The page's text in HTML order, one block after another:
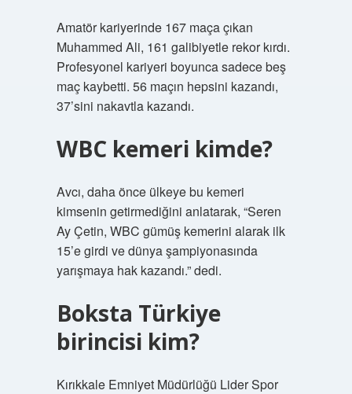
Amatör kariyerinde 167 maça çıkan
Muhammed Ali, 161 galibiyetle rekor kırdı.
Profesyonel kariyeri boyunca sadece beş
maç kaybetti. 56 maçın hepsini kazandı,
37’sini nakavtla kazandı.
WBC kemeri kimde?
Avcı, daha önce ülkeye bu kemeri
kimsenin getirmediğini anlatarak, “Seren
Ay Çetin, WBC gümüş kemerini alarak ilk
15’e girdi ve dünya şampiyonasında
yarışmaya hak kazandı.” dedi.
Boksta Türkiye
birincisi kim?
Kırıkkale Emniyet Müdürlüğü Lider Spor